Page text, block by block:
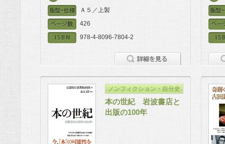
Ａ５／上製
426
978-4-8096-7804-2
ノンフィクション・自分史
本の世紀 岩波書店と
出版の100年